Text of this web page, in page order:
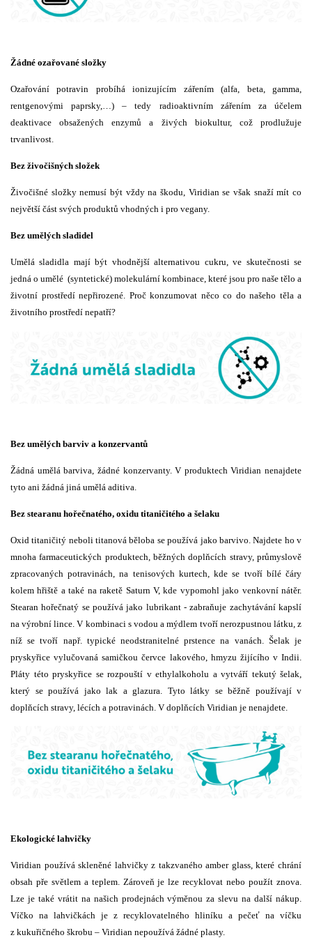
Žádné ozařované složky
Ozařování potravin probíhá ionizujícím zářením (alfa, beta, gamma,
rentgenovými paprsky,…) – tedy radioaktivním zářením za účelem
deaktivace obsažených enzymů a živých biokultur, což prodlužuje
trvanlivost.
Bez živočišných složek
Živočišné složky nemusí být vždy na škodu, Viridian se však snaží mít co
největší část svých produktů vhodných i pro vegany.
Bez umělých sladidel
Umělá sladidla mají být vhodnější alternativou cukru, ve skutečnosti se
jedná o umělé (syntetické) molekulární kombinace, které jsou pro naše tělo a
životní prostředí nepřirozené. Proč konzumovat něco co do našeho těla a
životního prostředí nepatří?
Bez umělých barviv a konzervantů
Žádná umělá barviva, žádné konzervanty. V produktech Viridian nenajdete
tyto ani žádná jiná umělá aditiva.
Bez stearanu hořečnatého, oxidu titaničitého a šelaku
Oxid titaničitý neboli titanová běloba se používá jako barvivo. Najdete ho v
mnoha farmaceutických produktech, běžných doplňcích stravy, průmyslově
zpracovaných potravinách, na tenisových kurtech, kde se tvoří bílé čáry
kolem hřiště a také na raketě Saturn V, kde vypomohl jako venkovní nátěr.
Stearan hořečnatý se používá jako lubrikant - zabraňuje zachytávání kapslí
na výrobní lince. V kombinaci s vodou a mýdlem tvoří nerozpustnou látku, z
níž se tvoří např. typické neodstranitelné prstence na vanách. Šelak je
pryskyřice vylučovaná samičkou červce lakového, hmyzu žijícího v Indii.
Pláty této pryskyřice se rozpouští v ethylalkoholu a vytváří tekutý šelak,
který se používá jako lak a glazura. Tyto látky se běžně používají v
doplňcích stravy, lécích a potravinách. V doplňcích Viridian je nenajdete.
Ekologické lahvičky
Viridian používá skleněné lahvičky z takzvaného amber glass, které chrání
obsah pře světlem a teplem. Zároveň je lze recyklovat nebo použít znova.
Lze je také vrátit na našich prodejnách výměnou za slevu na další nákup.
Víčko na lahvičkách je z recyklovatelného hliníku a pečeť na víčku
z kukuřičného škrobu – Viridian nepoužívá žádné plasty.